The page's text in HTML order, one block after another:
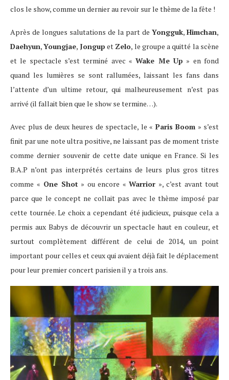
clos le show, comme un dernier au revoir sur le thème de la fête !
Après de longues salutations de la part de Yongguk, Himchan,
Daehyun,Youngjae, Jongup et Zelo, le groupe a quitté la scène
et le spectacle s’est terminé avec «Wake Me Up » en fond
quand les lumières se sont rallumées, laissant les fans dans
l’attente d’un ultime retour, qui malheureusement n’est pas
arrivé (il fallait bien que le show se termine…).
Avec plus de deux heures de spectacle, le « Paris Boom » s’est
finit par une note ultra positive, ne laissant pas de moment triste
comme dernier souvenir de cette date unique en France. Si les
B.A.P n’ont pas interprétés certains de leurs plus gros titres
comme « One Shot » ou encore « Warrior », c’est avant tout
parce que le concept ne collait pas avec le thème imposé par
cette tournée. Le choix a cependant été judicieux, puisque cela a
permis aux Babys de découvrir un spectacle haut en couleur, et
surtout complètement différent de celui de 2014, un point
important pour celles et ceux qui avaient déjà fait le déplacement
pour leur premier concert parisien il y a trois ans.